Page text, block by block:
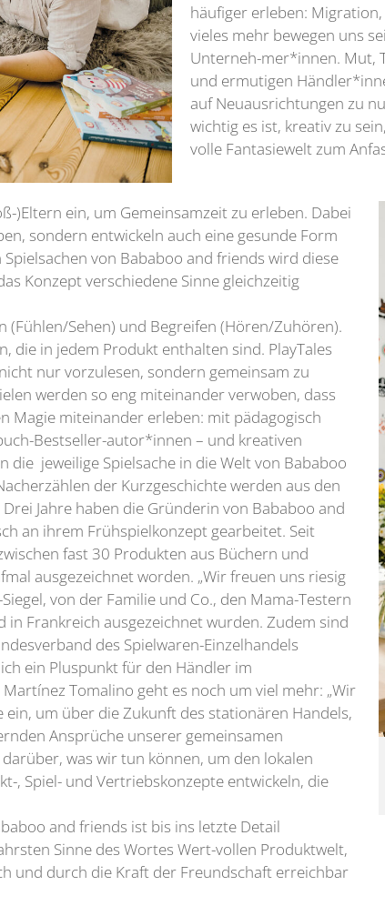
häufiger erleben:
vieles mehr bewegen uns
Unterneh-mer*innen. Mut,
und ermutigen
auf Neuausrichtungen zu
wichtig es ist, kreativ zu
volle Fantasiewelt zum
)Eltern ein, um Gemeinsamzeit zu erleben. Dabei
sondern entwickeln auch eine gesunde Form
von Bababoo and friends wird diese
Konzept verschiedene Sinne gleichzeitig
(Fühlen/Sehen) und Begreifen (Hören/Zuhören).
die in jedem Produkt enthalten sind. PlayTales
nur vorzulesen, sondern gemeinsam zu
werden so eng miteinander verwoben, dass
Magie miteinander erleben: mit pädagogisch
Bestseller-autor*innen – und kreativen
die jeweilige Spielsache in die Welt von Bababoo
der Kurzgeschichte werden aus den
Jahre haben die Gründerin von Bababoo and
an ihrem Frühspielkonzept gearbeitet. Seit
fast 30 Produkten aus Büchern und
ausgezeichnet worden. „Wir freuen uns riesig
von der Familie und Co., den Mama-Testern
Frankreich ausgezeichnet wurden. Zudem sind
des Spielwaren-Einzelhandels
ein Pluspunkt für den Händler im
Tomalino geht es noch um viel mehr: „Wir
um über die Zukunft des stationären Handels,
Ansprüche unserer gemeinsamen
was wir tun können, um den lokalen
, Spiel- und Vertriebskonzepte entwickeln, die
and friends ist bis ins letzte Detail
Sinne des Wortes Wert-vollen Produktwelt,
und durch die Kraft der Freundschaft erreichbar